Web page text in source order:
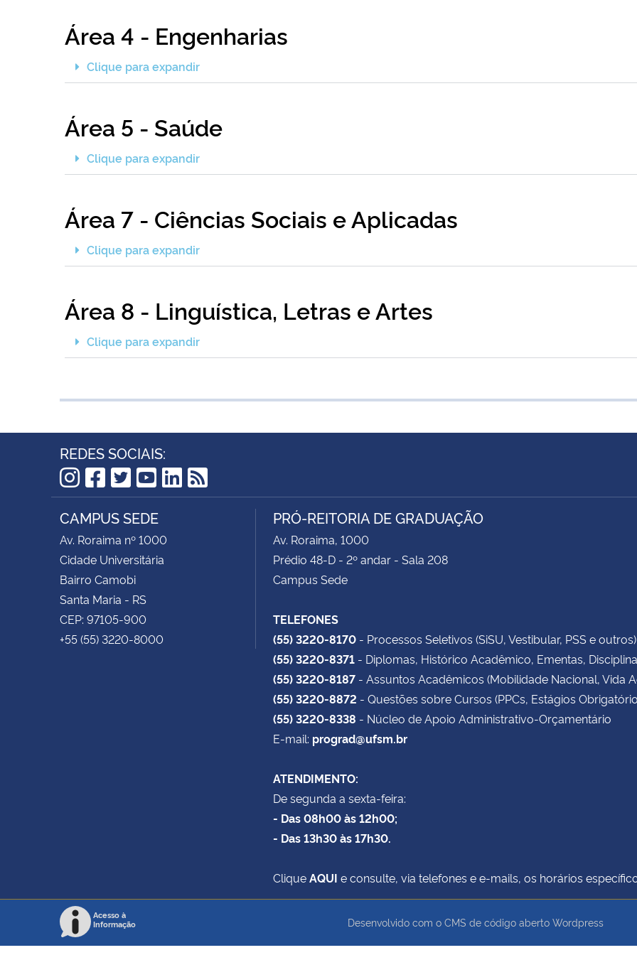
Área 4 - Engenharias
Clique para expandir
Área 5 - Saúde
Clique para expandir
Área 7 - Ciências Sociais e Aplicadas
Clique para expandir
Área 8 - Linguística, Letras e Artes
Clique para expandir
REDES SOCIAIS:
Instagram
Facebook
Twitter
YouTube
LinkedIn
RSS
CAMPUS SEDE
Av. Roraima nº 1000
Cidade Universitária
Bairro Camobi
Santa Maria - RS
CEP: 97105-900
+55 (55) 3220-8000
PRÓ-REITORIA DE GRADUAÇÃO
Av. Roraima, 1000
Prédio 48-D - 2º andar - Sala 208
Campus Sede
TELEFONES
(55) 3220-8170 - Processos Seletivos (SiSU, Vestibular, PSS e outros)
(55) 3220-8371 - Diplomas, Histórico Acadêmico, Ementas,
(55) 3220-8187 - Assuntos Acadêmicos (Mobilidade Nacional, Vida
(55) 3220-8872 - Questões sobre Cursos (PPCs, Estágios
(55) 3220-8338 - Núcleo de Apoio Administrativo-Orçamentário
E-mail: prograd@ufsm.br
ATENDIMENTO:
De segunda a sexta-feira:
- Das 08h00 às 12h00;
- Das 13h30 às 17h30.
CliqueAQUI e consulte, via telefones e e-mails, os horários
Acesso à
Informação
Desenvolvido com o CMS de código aberto Wordpress